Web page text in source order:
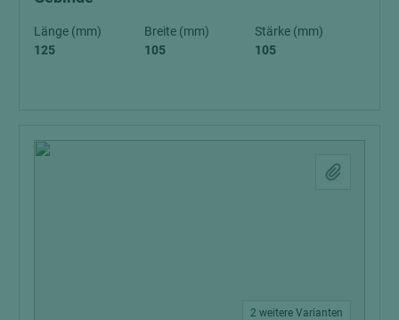
Länge (mm)
125
Breite (mm)
105
Stärke (mm)
105
2 weitere Varianten